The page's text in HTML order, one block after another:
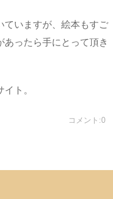
ていますが、絵本もすご
あったら手にとって頂き
ト。
コメント:0